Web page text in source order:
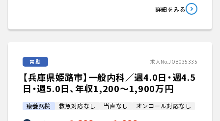
詳細をみる
常勤 求人No.JOB035335
【兵庫県姫路市】一般内科／週4.0日・週4.5
日・週5.0日、年収1,200〜1,900万円
療養病院 救急対応なし 当直なし オンコール対応なし